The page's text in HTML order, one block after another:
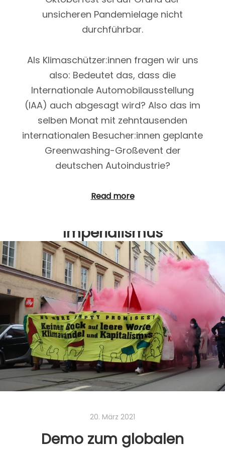
Energieversorgung in
Imperialismus
bekämpfen.
Gemeinsam mit einigen befreundeten
Gruppen und Klimatreffen aus ganz
Deutschland rufen wir zu einem
gemeinsamen Aktionswochenende auf.
Wir wollen die Machenschaften
deutscher Kapitalist:innen in der Welt
offenlegen und angreifen.
unsicheren Pandemielage nicht
durchführbar.
Als Klimaschützer:innen fragen wir uns
also: Bedeutet das, dass die
Internationale Automobilausstellung
(IAA) auch abgesagt wird? Also das im
selben Monat mit zehntausenden
internationalen Besucher:innen geplante
Greenwashing-Großevent der
deutschen Autoindustrie?
Read more
20. März 2021
Demo zum globalen